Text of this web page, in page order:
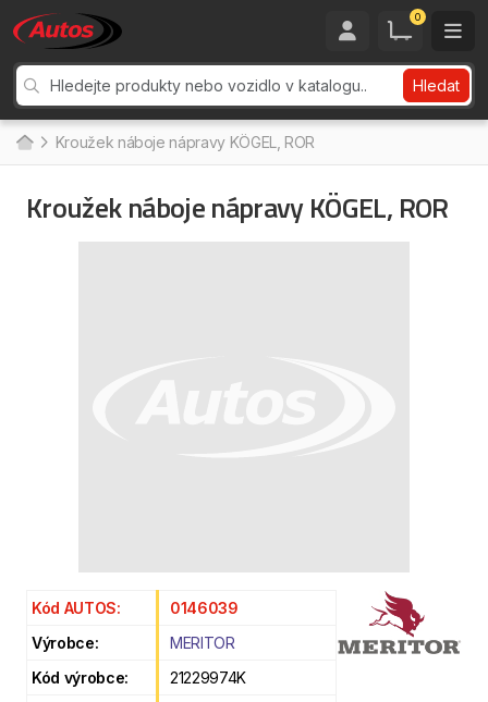
0
Hledat
Kroužek náboje nápravy KÖGEL, ROR
Kroužek náboje nápravy KÖGEL, ROR
Kód AUTOS:
0146039
Výrobce:
MERITOR
Kód výrobce:
21229974K